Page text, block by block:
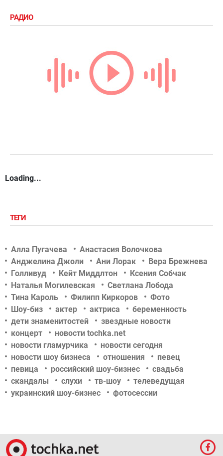
РАДИО
Loading...
ТЕГИ
Алла Пугачева
Анастасия Волочкова
Анджелина Джоли
Ани Лорак
Вера Брежнева
Голливуд
Кейт Миддлтон
Ксения Собчак
Наталья Могилевская
Светлана Лобода
Тина Кароль
Филипп Киркоров
Фото
Шоу-биз
актер актриса
беременность
дети знаменитостей
звездные новости
концерт
новости tochka.net
новости гламурчика
новости сегодня
новости шоу бизнеса
отношения
певец
певица
российский шоу-бизнес
свадьба
скандалы
слухи тв-шоу
телеведущая
украинский шоу-бизнес
фотосессии